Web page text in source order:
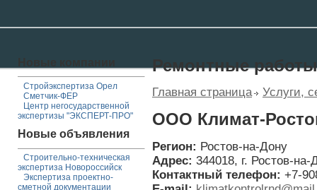
Стройэкспертиза Орел
Сметчик-ФЕР
Центр негосударственной
экспертизы "ЭКСПЕРТ-ПРО"
Новые объявления
Строительно-техническая
экспертиза Новороссийск
Экспертиза проектно-
сметной документации
Ремонтные работы
Главная страница Услуги,
ООО Климат-
Регион: Ростов-на-Дону
Адрес: 344018, г. Ростов-
Контактный телефон: +7-